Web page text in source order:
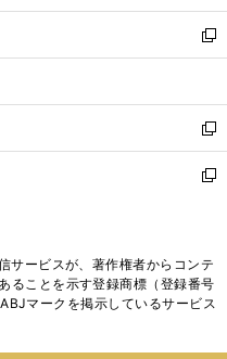
開
く
ウ
で
開
ン
ド
ウ
開
く
ウ
ィ
ン
ウ
で
開
く
し
い
ウ
ン
ド
ウ
で
新
し
ウ
ィ
ン
ド
く
新
し
い
ド
ウ
で
新
ィ
ン
サービスが、著作権者からコンテ
ることを示す登録商標（登録番号
マークを掲示しているサービス